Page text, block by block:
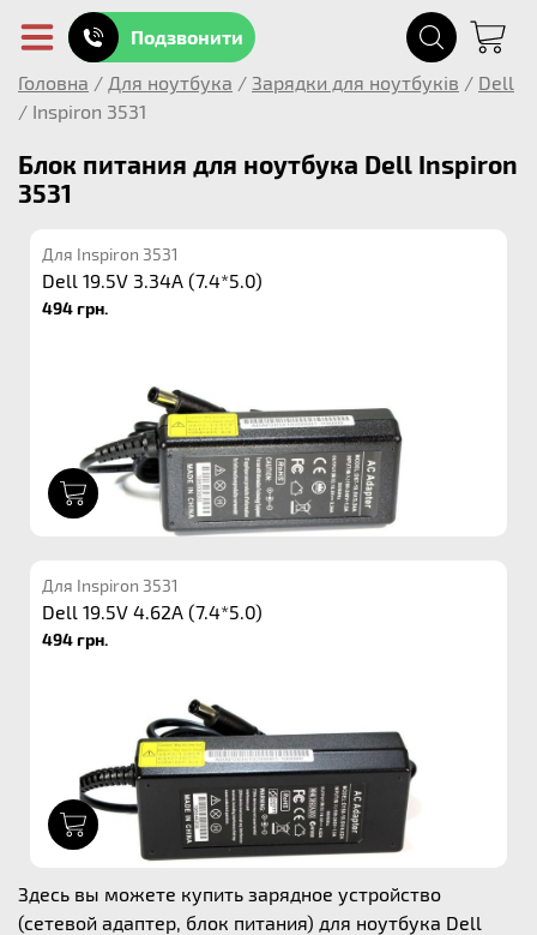
Подзвонити
Головна / Для ноутбука / Зарядки для ноутбуків / Dell
/ Inspiron 3531
Блок питания для ноутбука Dell Inspiron
3531
Для Inspiron 3531
Dell 19.5V 3.34A (7.4*5.0)
494 грн.
Для Inspiron 3531
Dell 19.5V 4.62A (7.4*5.0)
494 грн.
Здесь вы можете купить зарядное устройство
(сетевой адаптер, блок питания) для ноутбука Dell